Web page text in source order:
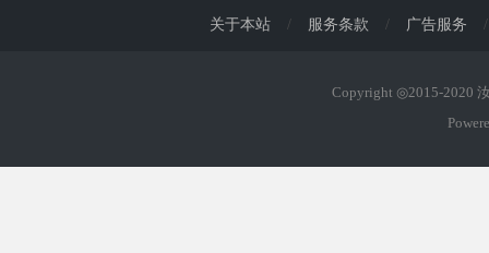
关于本站 / 服务条款 / 广告服务 /
Copyright ◎2015-2020